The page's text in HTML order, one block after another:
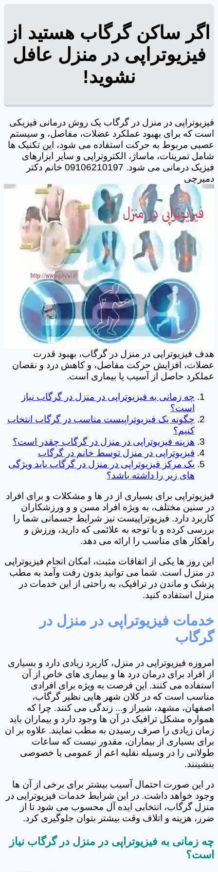
اگر ساکن گرگاب هستید از
فیزیوتراپی در منزل عافل
نشوید!
فیزیوتراپی در منزل در گرگاب یک روش درمانی فیزیکی
است که برای بهبود عملکرد عضلات، مفاصل، و سیستم
عصبی مربوط به حرکت استفاده می شود، این تکنیک ها
شامل تمرینات، ماساژ، الکتروتراپی و سایر ابزارهای
فیزیک درمانی می شود. 09106210197 خانم دکتر
دمیرچی
هدف فیزیوتراپی در منزل در گرگاب، بهبود قدرت
عضلات، افزایش حرکت مفاصل، و کاهش درد و نقصان
عملکرد حاصل از آسیب یا بیماری است.
چه زمانی به فیزیوتراپی در منزل در گرگاب نیاز
است؟
چگونه یک فیزیوتراپیست مناسب در گرگاب انتخاب
کنیم؟
هزینه فیزیوتراپی در منزل در گرگاب چقدر است؟
فیزیوتراپی در منزل توسط خانم در گرگاب
یک مرکز فیزیوتراپی در منزل در گرگاب باید ویژگی
های زیر را داشته باشد؟
فیزیوتراپی برای بسیاری از در ها و مشکلات و برای افراد
در سنین مختلف، به ویژه افراد مسن و و ورزشکاران
کاربرد دارد. فیزیوتراپیست نیز شرایط جسمانی شما را
بررسی کرده و با توجه به علائمی که دارید، ورزش و
راهکار های مناسب را ارائه می دهد.
این روز ها یکی از اتفاقات مثبت، امکان انجام فیزیوتراپی
در منزل است. شما می توانید بدون رفت وآمد به مطب
پزشک و ماندن در ترافیک، به راحتی از این خدمات در
منزل استفاده کنید.
خدمات فیزیوتراپی در منزل در
گرگاب
امروزه فیزیوتراپی در منزل، کاربرد زیادی دارد و بسیاری
از افراد برای درمان درد ها و بیماری های خاص از آن
استفاده می کنند. این فرصت به ویژه برای افرادی
مناسب است که در کلان شهر هایی نظیر گرگاب،
اصفهان، مشهد، شیراز و... زندگی می کنند. چرا که
همواره مشکل ترافیک در آن ها وجود دارد و بیماران باید
زمان زیادی را صرف رسیدن به مطب نمایند. علاوه بر ان
برای بسیاری از بیماران، مقدور نیست که ساعات
طولانی را در وسیله نقلیه اعم از عمومی یا خصوصی
بنشینند.
در این صورت احتمال آسیب بیشتر برای برخی از آن ها
وجود خواهد داشت. در این شرایط خدمات فیزیوتراپی در
منزل گرگاب، انتخابی ایده آل محسوب می شود تا از
ضرر، هزینه و اتلاف وقت بیشتر بتوان جلوگیری کرد.
چه زمانی به فیزیوتراپی در منزل در گرگاب نیاز
است؟